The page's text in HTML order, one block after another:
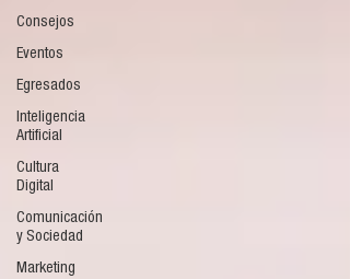
Consejos
Eventos
Egresados
Inteligencia
Artificial
Cultura
Digital
Comunicación
y Sociedad
Marketing